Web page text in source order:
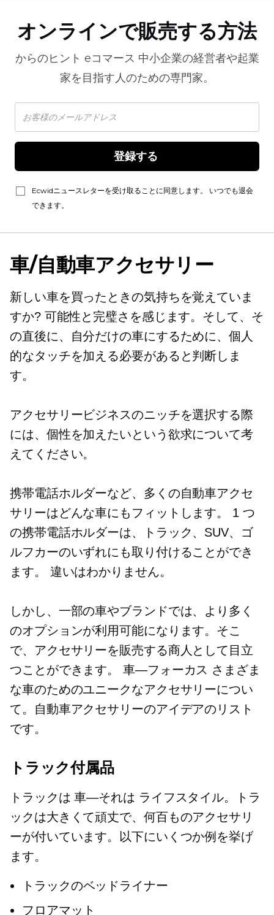
オンラインで販売する方法
からのヒント eコマース 中小企業の経営者や起業
家を目指す人のための専門家。
Ecwidニュースレターを受け取ることに同意します。 いつでも退会
できます。
車/自動車アクセサリー
新しい車を買ったときの気持ちを覚えていま
すか? 可能性と完璧さを感じます。そして、そ
の直後に、自分だけの車にするために、個人
的なタッチを加える必要があると判断しま
す。
アクセサリービジネスのニッチを選択する際
には、個性を加えたいという欲求について考
えてください。
携帯電話ホルダーなど、多くの自動車アクセ
サリーはどんな車にもフィットします。 1 つ
の携帯電話ホルダーは、トラック、SUV、ゴ
ルフカーのいずれにも取り付けることができ
ます。 違いはわかりません。
しかし、一部の車やブランドでは、より多く
のオプションが利用可能になります。そこ
で、アクセサリーを販売する商人として目立
つことができます。 車—フォーカス さまざま
な車のためのユニークなアクセサリーについ
て。自動車アクセサリーのアイデアのリスト
です。
トラック付属品
トラックは車—それは ライフスタイル。トラ
ックは大きくて頑丈で、何百ものアクセサリ
ーが付いています。以下にいくつか例を挙げ
ます。
トラックのベッドライナー
フロアマット